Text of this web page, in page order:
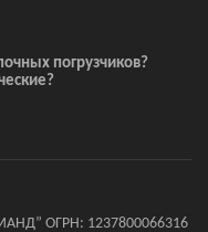
погрузчиков?
ОГРН: 1237800066316